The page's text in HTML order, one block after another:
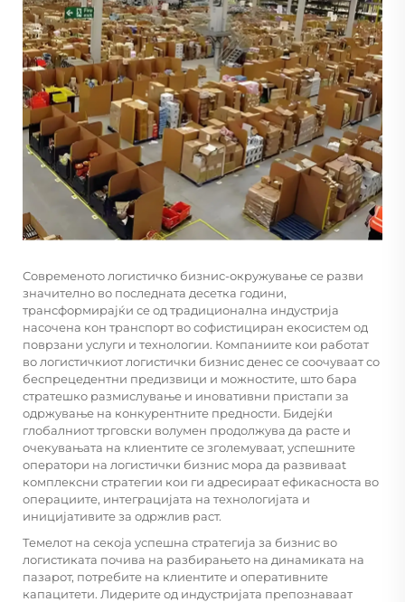
Современото логистичко бизнис-окружување се разви
значително во последната десетка години,
трансформирајќи се од традиционална индустрија
насочена кон транспорт во софистициран екосистем од
поврзани услуги и технологии. Компаниите кои работат
во логистичкиот логистички бизнис денес се соочуваат со
беспрецедентни предизвици и можностите, што бара
стратешко размислување и иновативни пристапи за
одржување на конкурентните предности. Бидејќи
глобалниот трговски волумен продолжува да расте и
очекувањата на клиентите се зголемуваат, успешните
оператори на логистички бизнис мора да развивaat
комплексни стратегии кои ги адресираат ефикасноста во
операциите, интеграцијата на технологијата и
иницијативите за одржлив раст.
Темелот на секоја успешна стратегија за бизнис во
логистиката почива на разбирањето на динамиката на
пазарот, потребите на клиентите и оперативните
капацитети. Лидерите од индустријата препознаваат